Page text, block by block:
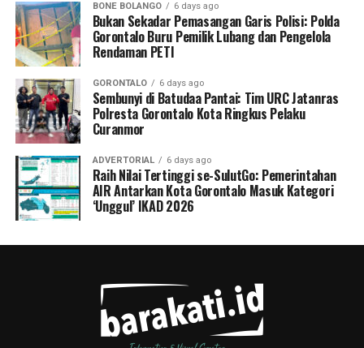
BONE BOLANGO 6 days ago
Bukan Sekadar Pemasangan Garis Polisi: Polda
Gorontalo Buru Pemilik Lubang dan Pengelola
Rendaman PETI
GORONTALO 6 days ago
Sembunyi di Batudaa Pantai: Tim URC Jatanras
Polresta Gorontalo Kota Ringkus Pelaku
Curanmor
ADVERTORIAL 6 days ago
Raih Nilai Tertinggi se-SulutGo: Pemerintahan
AIR Antarkan Kota Gorontalo Masuk Kategori
‘Unggul’ IKAD 2026